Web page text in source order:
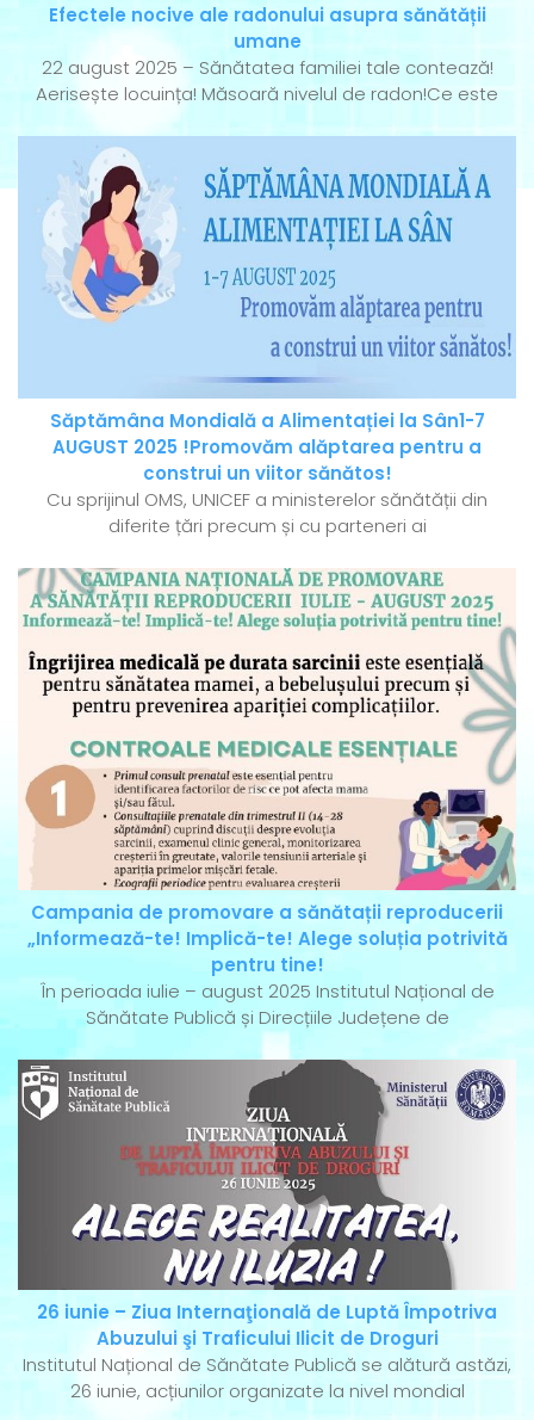
Efectele nocive ale radonului asupra sănătății
umane
22 august 2025 – Sănătatea familiei tale contează!
Aerisește locuința! Măsoară nivelul de radon!Ce este
Săptămâna Mondială a Alimentației la Sân1-7
AUGUST 2025 !Promovăm alăptarea pentru a
construi un viitor sănătos!
Cu sprijinul OMS, UNICEF a ministerelor sănătății din
diferite țări precum și cu parteneri ai
Campania de promovare a sănătații reproducerii
„Informează-te! Implică-te! Alege soluția potrivită
pentru tine!
În perioada iulie – august 2025 Institutul Național de
Sănătate Publică și Direcțiile Județene de
26 iunie – Ziua Internaţională de Luptă Împotriva
Abuzului şi Traficului Ilicit de Droguri
Institutul Național de Sănătate Publică se alătură astăzi,
26 iunie, acțiunilor organizate la nivel mondial